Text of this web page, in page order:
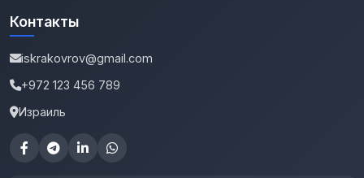
Контакты
iskrakovrov@gmail.com
+972 123 456 789
Израиль